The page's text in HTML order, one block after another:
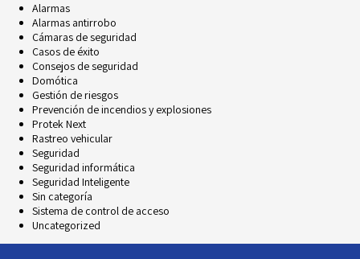
Alarmas
Alarmas antirrobo
Cámaras de seguridad
Casos de éxito
Consejos de seguridad
Domótica
Gestión de riesgos
Prevención de incendios y explosiones
Protek Next
Rastreo vehicular
Seguridad
Seguridad informática
Seguridad Inteligente
Sin categoría
Sistema de control de acceso
Uncategorized